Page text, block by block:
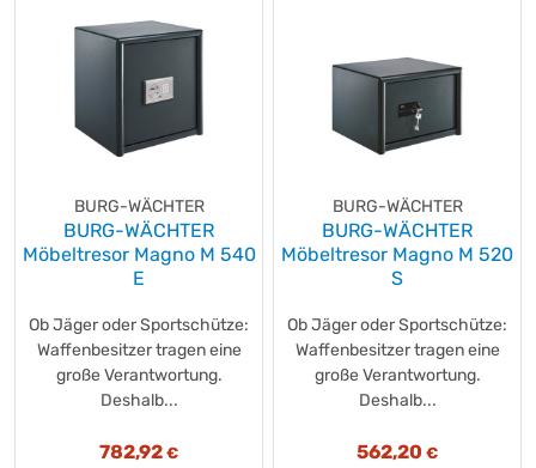
BURG-WÄCHTER
BURG-WÄCHTER
Möbeltresor Magno M 540
E
Ob Jäger oder Sportschütze:
Waffenbesitzer tragen eine
große Verantwortung.
Deshalb...
782,92 €
BURG-WÄCHTER
BURG-WÄCHTER
Möbeltresor Magno M 520
S
Ob Jäger oder Sportschütze:
Waffenbesitzer tragen eine
große Verantwortung.
Deshalb...
562,20 €